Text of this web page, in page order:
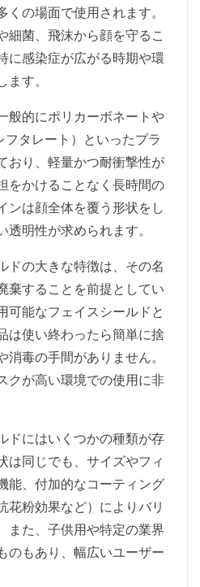
の場面で使用されます。
細菌、飛沫から顔を守るこ
に感染症が広がる時期や環
す。
般的にポリカーボネートや
フタレート）といったプラ
おり、軽量かつ耐衝撃性が
をかけることなく長時間の
ンは顔全体を覆う形状をし
明性が求められます。
ドの大きな特徴は、その名
棄することを前提としてい
可能なフェイスシールドと
は使い終わったら簡単に捨
毒の手間がありません。
クが高い環境での使用に非
ドにはいくつかの種類が存
は同じでも、サイズやフィ
能、付加的なコーティング
花粉効果など）によりバリ
また、子供用や特定の業界
のもあり、幅広いユーザー